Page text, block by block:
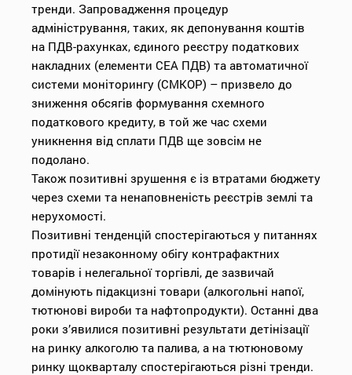
тренди. Запровадження процедур
адміністрування, таких, як депонування коштів
на ПДВ-рахунках, єдиного реєстру податкових
накладних (елементи СЕА ПДВ) та автоматичної
системи моніторингу (СМКОР) – призвело до
зниження обсягів формування схемного
податкового кредиту, в той же час схеми
уникнення від сплати ПДВ ще зовсім не
подолано.
Також позитивні зрушення є із втратами бюджету
через схеми та ненаповненість реєстрів землі та
нерухомості.
Позитивні тенденцій спостерігаються у питаннях
протидії незаконному обігу контрафактних
товарів і нелегальної торгівлі, де зазвичай
домінують підакцизні товари (алкогольні напої,
тютюнові вироби та нафтопродукти). Останні два
роки з’явилися позитивні результати детінізації
на ринку алкоголю та палива, а на тютюновому
ринку щокварталу спостерігаються різні тренди.